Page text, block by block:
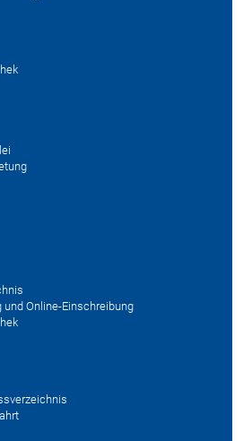
und Online-Einschreibung